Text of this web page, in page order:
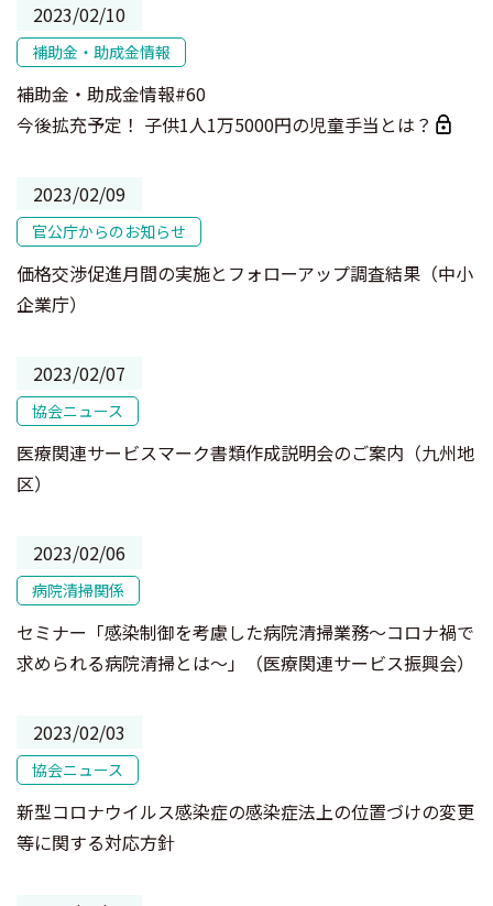
2023/02/10
補助金・助成金情報
補助金・助成金情報#60
今後拡充予定！ 子供1人1万5000円の児童手当とは？
2023/02/09
官公庁からのお知らせ
価格交渉促進月間の実施とフォローアップ調査結果（中小
企業庁）
2023/02/07
協会ニュース
医療関連サービスマーク書類作成説明会のご案内（九州地
区）
2023/02/06
病院清掃関係
セミナー「感染制御を考慮した病院清掃業務～コロナ禍で
求められる病院清掃とは～」（医療関連サービス振興会）
2023/02/03
協会ニュース
新型コロナウイルス感染症の感染症法上の位置づけの変更
等に関する対応方針